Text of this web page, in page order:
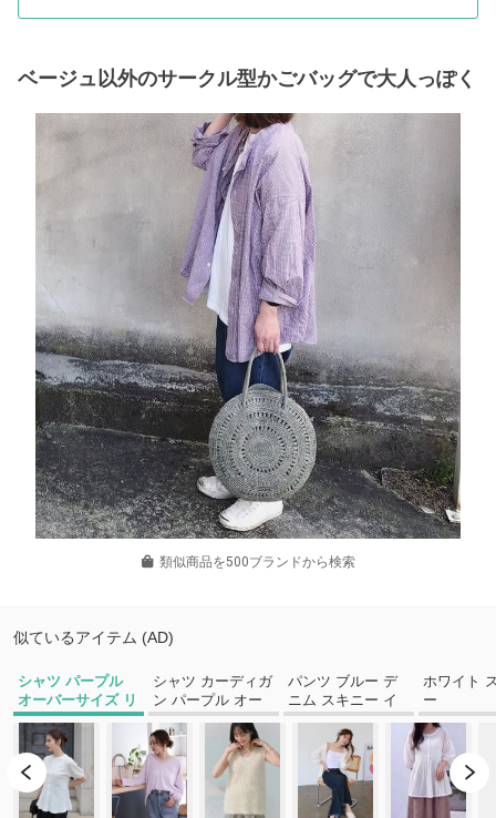
ベージュ以外のサークル型かごバッグで大人っぽく
類似商品を500ブランドから検索